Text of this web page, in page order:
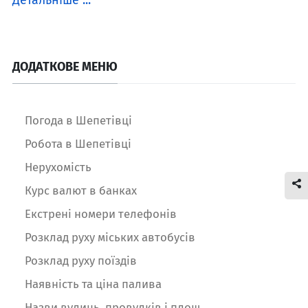
ДОДАТКОВЕ МЕНЮ
Погода в Шепетівці
Робота в Шепетівці
Нерухомість
Курс валют в банках
Екстрені номери телефонів
Розклад руху міських автобусів
Розклад руху поїздів
Наявність та ціна палива